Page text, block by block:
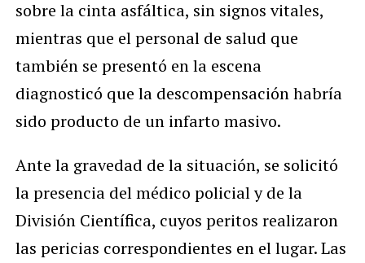
sobre la cinta asfáltica, sin signos vitales,
mientras que el personal de salud que
también se presentó en la escena
diagnosticó que la descompensación habría
sido producto de un infarto masivo.
Ante la gravedad de la situación, se solicitó
la presencia del médico policial y de la
División Científica, cuyos peritos realizaron
las pericias correspondientes en el lugar. Las